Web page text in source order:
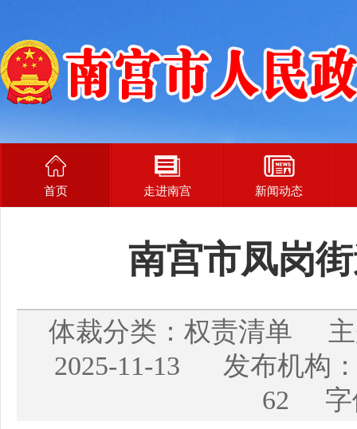
首页 走进南宫 新闻动态
南宫市凤岗
体裁分类：权责清单
2025-11-13 发布机构
62 字